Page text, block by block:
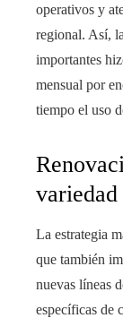
operativos y
regional. Así,
importantes
mensual por
tiempo el uso
La estrategia
que también
nuevas líneas
específicas de